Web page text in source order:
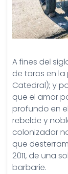
A fines del
de toros en la
Catedral); y
que el amor
profundo en
rebelde y
colonizador
que
2011, de una
barbarie.